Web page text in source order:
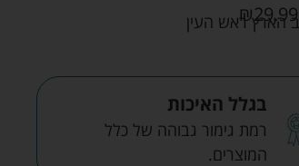
₪29.99
בגלל האיכות
רמת גימור גבוהה של כלל
המוצרים.